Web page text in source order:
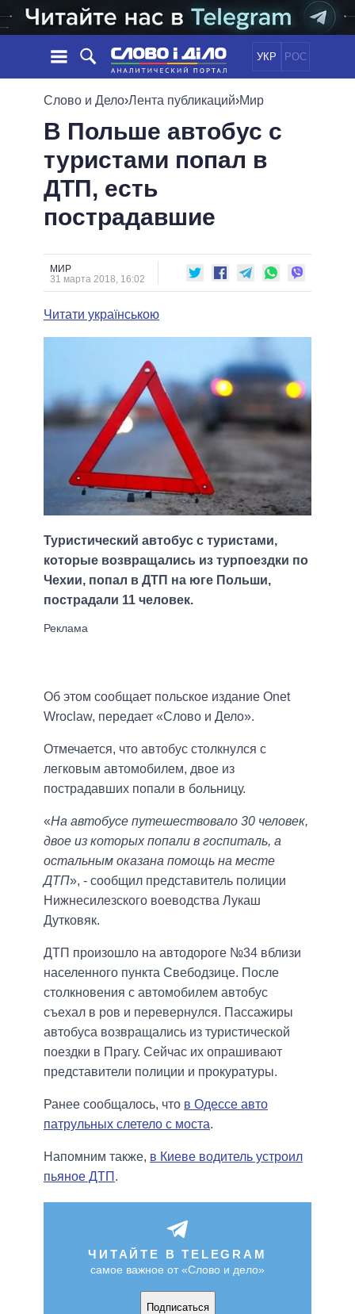
УКР РОС
НОВОСТИ
ЛЕНТА
СОБЫТИЯ
СТАТЬИ
МНЕНИЯ
ОБЗОРЫ
ДАЙДЖЕСТЫ
ПОЛИТИКА
ЭКОНОМИКА
ОБЕЩАНИЯ
ПОЛИТИКИ
ВСЕ ПОЛИТИКИ
ПРЕЗИДЕНТ И ОФИС
ВЕРХОВНАЯ РАДА
КАБИНЕТ МИНИСТРОВ
МЭРЫ
ПОДДЕРЖАТЬ
СРАВНЕНИЕ ПОЛИТИКОВ
Слово и Дело›Лента публикаций›Мир
В Польше автобус с
туристами попал в
ДТП, есть
пострадавшие
МИР
31 марта 2018, 16:02
Читати українською
Туристический автобус с туристами,
которые возвращались из турпоездки по
Чехии, попал в ДТП на юге Польши,
пострадали 11 человек.
Об этом сообщает польское издание Onet
Wroclaw, передает «Слово и Дело».
Отмечается, что автобус столкнулся с
легковым автомобилем, двое из
пострадавших попали в больницу.
«На автобусе путешествовало 30 человек,
двое из которых попали в госпиталь, а
остальным оказана помощь на месте
ДТП», - сообщил представитель полиции
Нижнесилезского воеводства Лукаш
Дутковяк.
ДТП произошло на автодороге №34 вблизи
населенного пункта Свебодзице. После
столкновения с автомобилем автобус
съехал в ров и перевернулся. Пассажиры
автобуса возвращались из туристической
поездки в Прагу. Сейчас их опрашивают
представители полиции и прокуратуры.
Ранее сообщалось, что в Одессе авто
патрульных слетело с моста.
Напомним также, в Киеве водитель устроил
пьяное ДТП .
ЧИТАЙТЕ В TELEGRAM
самое важное от «Слово и дело»
Подписаться